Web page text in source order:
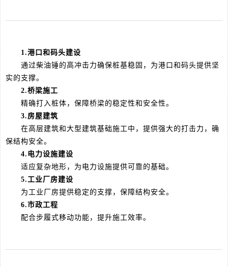
1.港口和码头建设
通过柴油锤的高冲击力确保桩基稳固，为港口和码头提供坚
实的支撑。 ‌
2.桥梁施工
精确打入桩体，保障桥梁的稳定性和安全性。 ‌
3.房屋建筑
在高层建筑和大型建筑基础施工中，提供强大的打击力，确
保结构安全。 ‌
4.电力设施建设
适应复杂地形，为电力设施提供可靠的基础。 ‌
5.工业厂房建设
为工业厂房提供稳定的支撑，保障结构安全。 ‌
6.市政工程
配合步履式移动功能，提升施工效率。 ‌